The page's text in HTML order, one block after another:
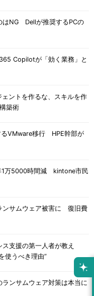
はNG Dellが推奨するPCの
Copilotが「効く業務」と
ントを作るな、スキルを作
築術
VMware移行 HPE幹部が
1万5000時間減 kintone市民
ンサムウェア被害に 復旧費
ス支援の第一人者が教え
使うべき理由”
ランサムウェア対策は本当に